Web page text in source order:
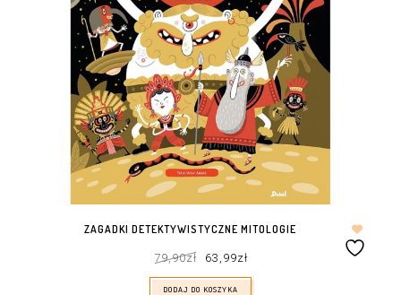
ZAGADKI DETEKTYWISTYCZNE MITOLOGIE
79,90zł cena
wynosiła:
79,90zł.
63,99złcena
63,99zł.
DODAJ DO KOSZYKA